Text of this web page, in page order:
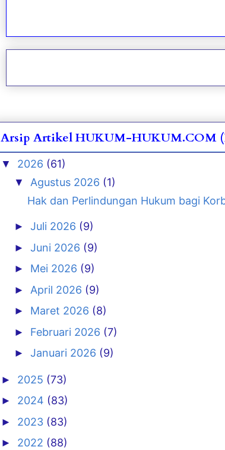
Arsip Artikel HUKUM-HUKUM.COM
▼ 2026 (61)
▼ Agustus 2026 (1)
Hak dan Perlindungan Hukum bagi
► Juli 2026 (9)
► Juni 2026 (9)
► Mei 2026 (9)
► April 2026 (9)
► Maret 2026 (8)
► Februari 2026 (7)
► Januari 2026 (9)
► 2025 (73)
► 2024 (83)
► 2023 (83)
► 2022 (88)